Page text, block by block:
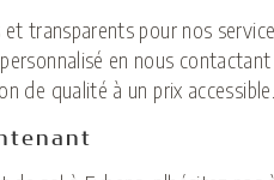
transparents pour nos
en nous
de qualité à un prix accessible.